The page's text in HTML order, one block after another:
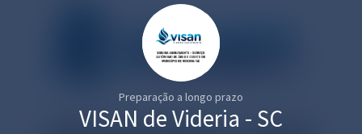
Preparação a longo prazo
VISAN de Videria - SC